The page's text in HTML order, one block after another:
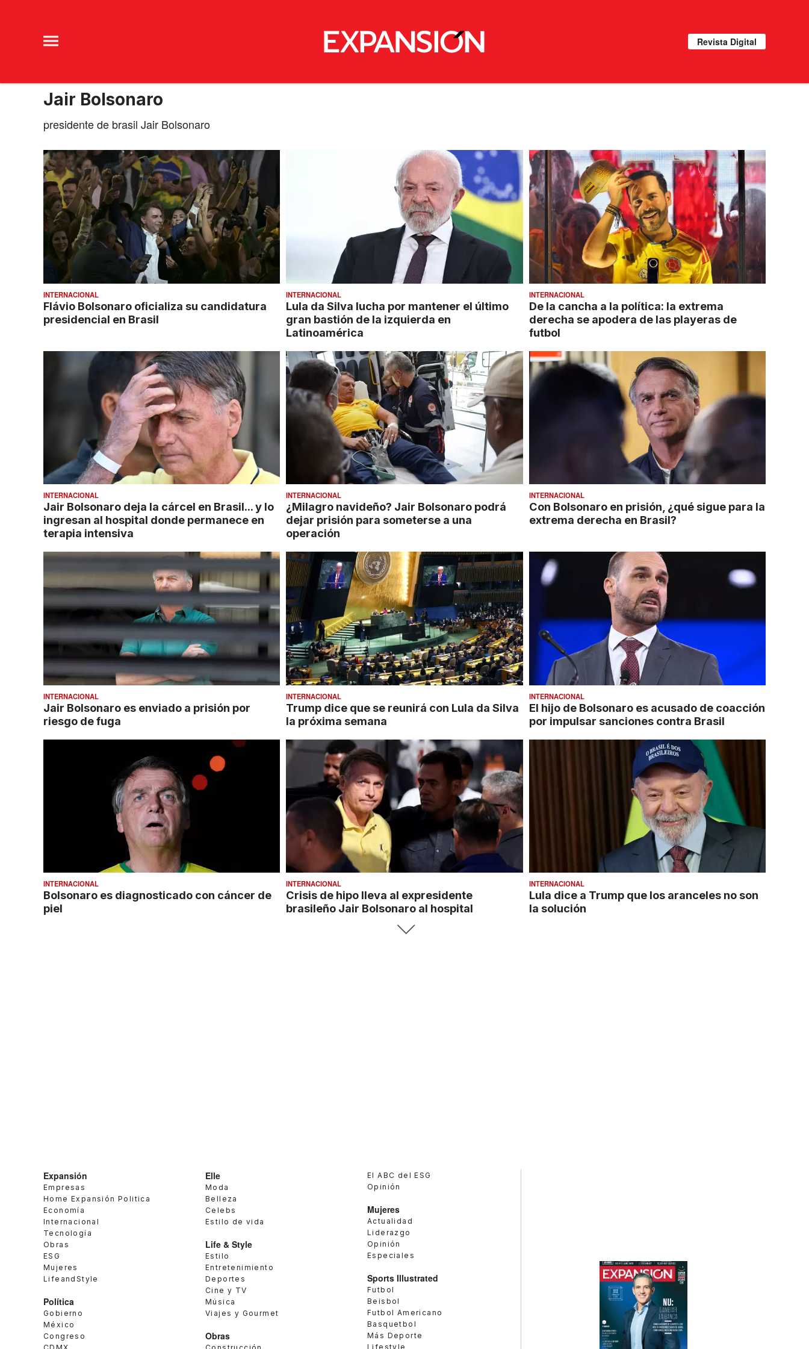
Revista Digital
Jair Bolsonaro
presidente de brasil Jair Bolsonaro
INTERNACIONAL
Flávio Bolsonaro oficializa su candidatura
presidencial en Brasil
INTERNACIONAL
Lula da Silva lucha por mantener el último
gran bastión de la izquierda en
Latinoamérica
INTERNACIONAL
De la cancha a la política: la extrema
derecha se apodera de las playeras de
futbol
INTERNACIONAL
Jair Bolsonaro deja la cárcel en Brasil... y lo
ingresan al hospital donde permanece en
terapia intensiva
INTERNACIONAL
¿Milagro navideño? Jair Bolsonaro podrá
dejar prisión para someterse a una
operación
INTERNACIONAL
Con Bolsonaro en prisión, ¿qué sigue para la
extrema derecha en Brasil?
INTERNACIONAL
Jair Bolsonaro es enviado a prisión por
riesgo de fuga
INTERNACIONAL
Trump dice que se reunirá con Lula da Silva
la próxima semana
INTERNACIONAL
El hijo de Bolsonaro es acusado de coacción
por impulsar sanciones contra Brasil
INTERNACIONAL
Bolsonaro es diagnosticado con cáncer de
piel
INTERNACIONAL
Crisis de hipo lleva al expresidente
brasileño Jair Bolsonaro al hospital
INTERNACIONAL
Lula dice a Trump que los aranceles no son
la solución
Expansión
Empresas
Home Expansión Politica
Economía
Internacional
Tecnología
Obras
ESG
Mujeres
LifeandStyle
Política
Gobierno
México
Congreso
Elle
Moda
Belleza
Celebs
Estilo de vida
Life & Style
Estilo
Entretenimiento
Deportes
Cine y TV
Música
Viajes y Gourmet
Obras
El ABC del ESG
Opinión
Mujeres
Actualidad
Liderazgo
Opinión
Especiales
Sports Illustrated
Futbol
Beisbol
Futbol Americano
Basquetbol
Más Deporte
Lifestyle